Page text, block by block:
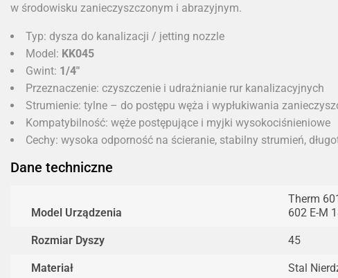
w środowisku zanieczyszczonym i abrazyjnym.
Typ: dysza do kanalizacji / jetting nozzle
Model: KK045
Gwint: 1/4"
Przeznaczenie: czyszczenie i udrażnianie rur kanalizacyjnych
Strumienie: tylne – do postępu węża i wypłukiwania
Kompatybilność: węże postępujące i myjki wysokociśnieniowe
Cechy: wysoka odporność na ścieranie, stabilny strumień,
Dane techniczne
Model Urządzenia
Therm
602 E-M
Rozmiar Dyszy 45
Materiał Stal